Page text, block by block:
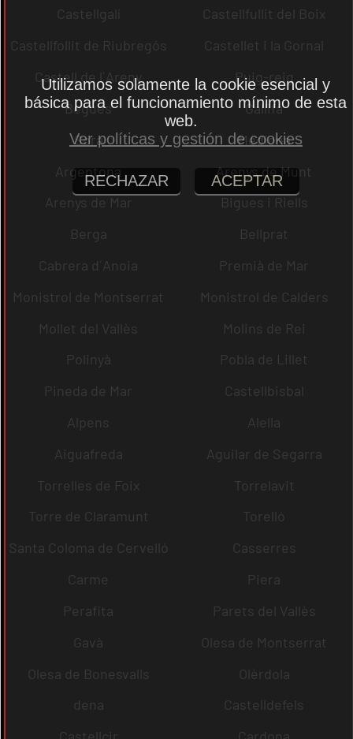
Castellgalí
Castellfullit del Boix
Castellfollit de Riubregós
Castellet i la Gornal
Castell de l´Areny
Puig-reig
Begues
Gallifa
Sora
Mediona
Argentona
Arenys de Munt
Arenys de Mar
Bigues i Riells
Berga
Bellprat
Cabrera d´Anoia
Premià de Mar
Monistrol de Montserrat
Monistrol de Calders
Mollet del Vallès
Molins de Rei
Polinyà
Pobla de Lillet
Pineda de Mar
Castellbisbal
Alpens
Alella
Aiguafreda
Aguilar de Segarra
Torrelles de Foix
Torrelavit
Torre de Claramunt
Torelló
Santa Coloma de Cervelló
Casserres
Carme
Piera
Perafita
Parets del Vallès
Gavà
Olesa de Montserrat
Olesa de Bonesvalls
Olèrdola
dena
Castelldefels
Utilizamos solamente la cookie esencial y
básica para el funcionamiento mínimo de esta
web.
Ver políticas y gestión de cookies
RECHAZAR ACEPTAR